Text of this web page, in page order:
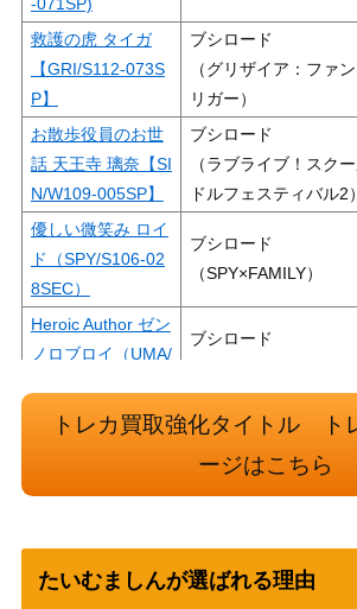
救護の虎 タイガ
【GRI/S112-073S
P】
ブシロード
（グリザイア：ファ
リガー）
お散歩役員のお世
話 天王寺 璃奈【SI
N/W109-005SP】
ブシロード
（ラブライブ！スク
ドルフェスティバル2）
優しい微笑み ロイ
ド（SPY/S106-02
8SEC）
ブシロード
（SPY×FAMILY）
Heroic Author ゼン
ノロブロイ（UMA/
ブシロード
運気上昇☆幸福万
（ウマ娘）
(ALL/S76-002SP)
（アサルトリリィ
トレカ買取強化タイトル ト
ージはこちら
たいむましんが選ばれる理由